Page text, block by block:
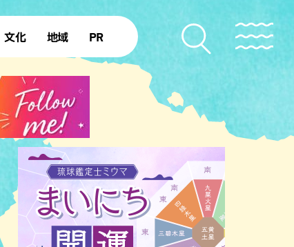
文化
復帰50年
地域
本島北部
本島南部 先島諸島
北部離島
PR